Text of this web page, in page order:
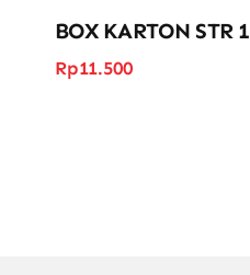
BOX KARTON STR 1
Rp11.500